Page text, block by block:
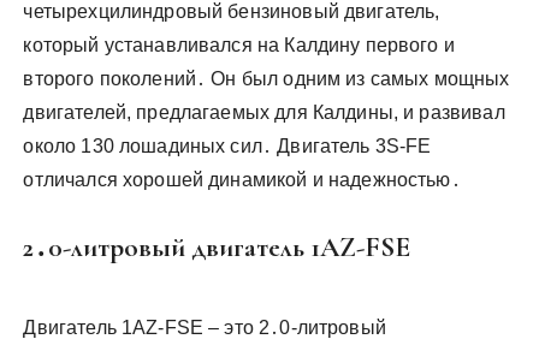
четырехцилиндровый бензиновый двигатель,
который устанавливался на Калдину первого и
второго поколений․ Он был одним из самых мощных
двигателей, предлагаемых для Калдины, и развивал
около 130 лошадиных сил․ Двигатель 3S-FE
отличался хорошей динамикой и надежностью․
2․0-литровый двигатель 1AZ-FSE
Двигатель 1AZ-FSE – это 2․0-литровый